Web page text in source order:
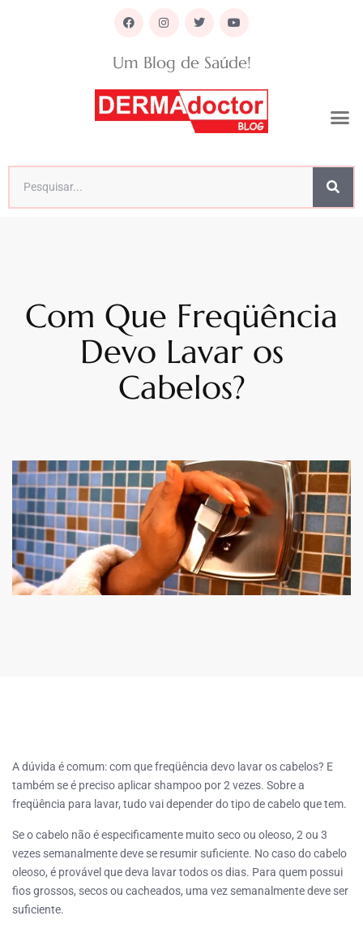
Um Blog de Saúde!
Com Que Freqüência
Devo Lavar os
Cabelos?
A dúvida é comum: com que freqüência devo lavar os cabelos? E
também se é preciso aplicar shampoo por 2 vezes. Sobre a
freqüência para lavar, tudo vai depender do tipo de cabelo que tem.
Se o cabelo não é especificamente muito seco ou oleoso, 2 ou 3
vezes semanalmente deve se resumir suficiente. No caso do cabelo
oleoso, é provável que deva lavar todos os dias. Para quem possui
fios grossos, secos ou cacheados, uma vez semanalmente deve ser
suficiente.